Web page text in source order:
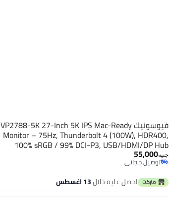
فيوسونيك VP2788-5K 27-Inch 5K IPS Mac-Ready
Monitor – 75Hz, Thunderbolt 4 (100W), HDR400,
100% sRGB / 99% DCI-P3, USB/HDMI/DP Hub
جنيه55,000
توصيل مجاني
توصيل مجاني
احصل عليه خلال13 اغسطس